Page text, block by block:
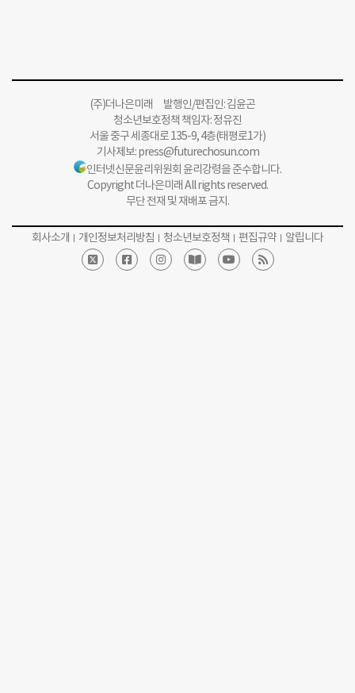
(주)더나은미래 발행인/편집인: 김윤곤
청소년보호정책 책임자: 정유진
서울 중구 세종대로 135-9, 4층(태평로1가)
기사제보:press@futurechosun.com
인터넷신문윤리위원회 윤리강령을 준수합니다.
Copyright 더나은미래 All rights reserved.
무단 전재 및 재배포 금지.
회사소개 개인정보처리방침 청소년보호정책 편집규약 알립니다